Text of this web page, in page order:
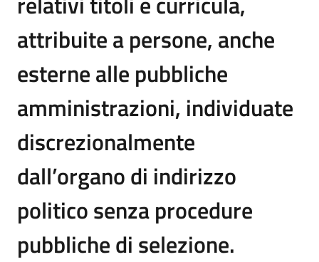
attribuite a persone, anche
esterne alle pubbliche
amministrazioni, individuate
discrezionalmente
dall’organo di indirizzo
politico senza procedure
pubbliche di selezione.